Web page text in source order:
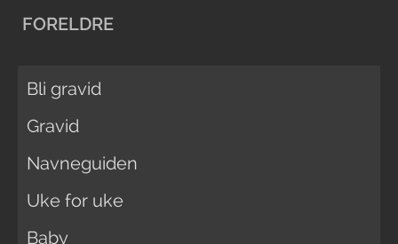
FORELDRE
Bli gravid
Gravid
Navneguiden
Uke for uke
Baby